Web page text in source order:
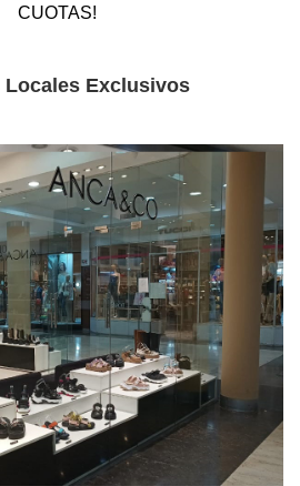
CUOTAS!
Locales Exclusivos